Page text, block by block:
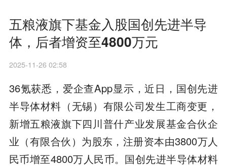
五粮液旗下基金入股国创先进半导
体，后者增资至4800万元
2025-11-26 02:58
36氪获悉，爱企查App显示，近日，国创先进
半导体材料（无锡）有限公司发生工商变更，
新增五粮液旗下四川普什产业发展基金合伙企
业（有限合伙）为股东，注册资本由3800万人
民币增至4800万人民币。国创先进半导体材料